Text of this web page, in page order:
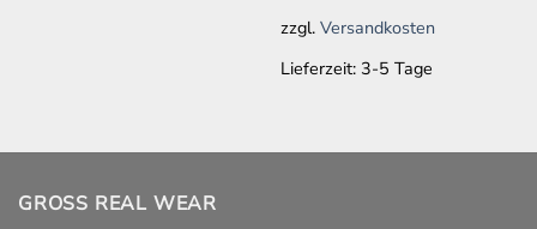
Produktseite
gewählt
zzgl. Versandkosten
Lieferzeit: 3-5 Tage
GROSS REAL WEAR